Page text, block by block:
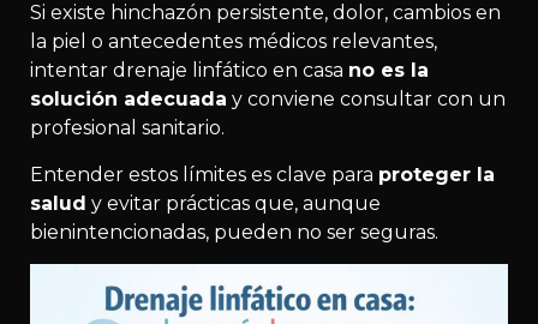
Si existe hinchazón persistente, dolor, cambios en
la piel o antecedentes médicos relevantes,
intentar drenaje linfático en casa no es la
solución adecuada y conviene consultar con un
profesional sanitario.
Entender estos límites es clave para proteger la
salud y evitar prácticas que, aunque
bienintencionadas, pueden no ser seguras.